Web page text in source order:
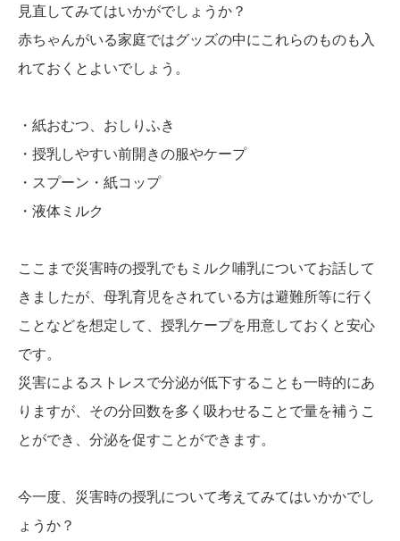
見直してみてはいかがでしょうか？
赤ちゃんがいる家庭ではグッズの中にこれらのものも入
れておくとよいでしょう。
・紙おむつ、おしりふき
・授乳しやすい前開きの服やケープ
・スプーン・紙コップ
・液体ミルク
ここまで災害時の授乳でもミルク哺乳についてお話して
きましたが、母乳育児をされている方は避難所等に行く
ことなどを想定して、授乳ケープを用意しておくと安心
です。
災害によるストレスで分泌が低下することも一時的にあ
りますが、その分回数を多く吸わせることで量を補うこ
とができ、分泌を促すことができます。
今一度、災害時の授乳について考えてみてはいかかでし
ょうか？